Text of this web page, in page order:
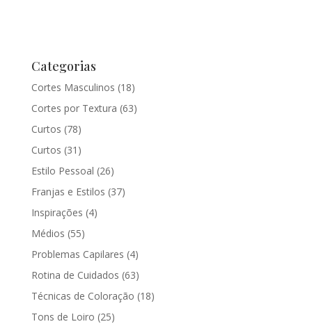
Categorias
Cortes Masculinos (18)
Cortes por Textura (63)
Curtos (78)
Curtos (31)
Estilo Pessoal (26)
Franjas e Estilos (37)
Inspirações (4)
Médios (55)
Problemas Capilares (4)
Rotina de Cuidados (63)
Técnicas de Coloração (18)
Tons de Loiro (25)